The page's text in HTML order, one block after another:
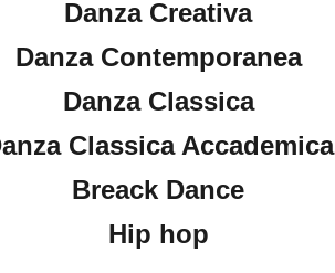
Danza Creativa
Danza Contemporanea
Danza Classica
Classica Accademica
Breack Dance
Hip hop